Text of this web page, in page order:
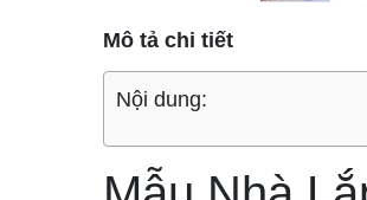
Mô tả chi tiết
Nội dung: